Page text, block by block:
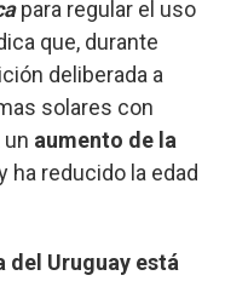
para regular el uso
que, durante
deliberada a
solares con
aumento de la
ha reducido la edad
del Uruguay está